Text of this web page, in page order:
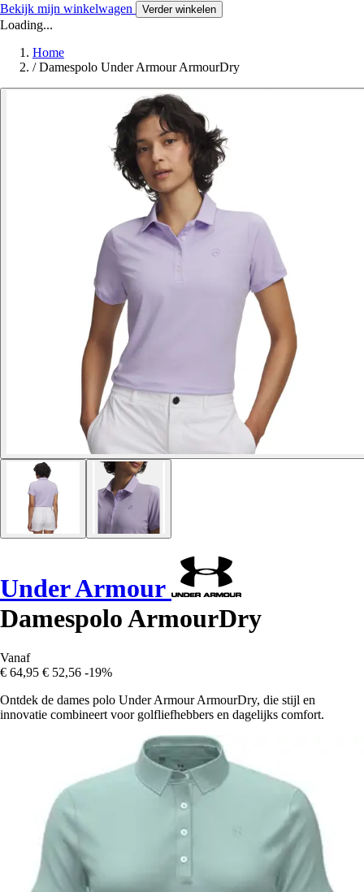
Bekijk mijn winkelwagen Verder winkelen
Loading...
Home
/ Damespolo Under Armour ArmourDry
Under Armour
Damespolo ArmourDry
Vanaf
€ 64,95 € 52,56 -19%
Ontdek de dames polo Under Armour ArmourDry, die stijl en
innovatie combineert voor golfliefhebbers en dagelijks comfort.